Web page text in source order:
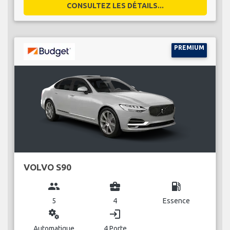
CONSULTEZ LES DÉTAILS...
PREMIUM
VOLVO S90
group
5
business_center
4
local_gas_station
Essence
miscellaneous_services login